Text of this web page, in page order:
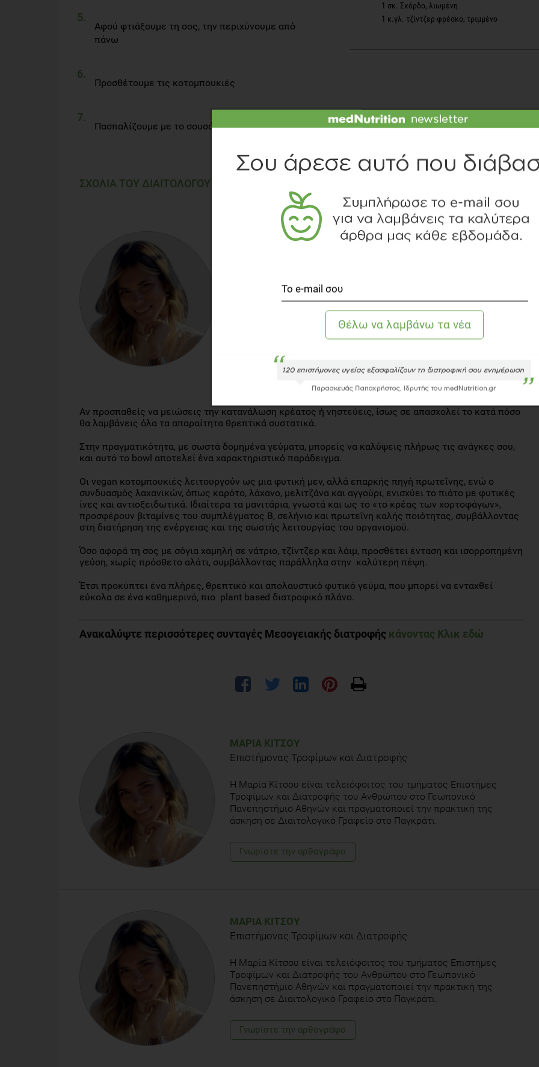
Αφού φτιάξουμε τη σος, την περιχύνουμε από
πάνω
Προσθέτουμε τις κοτομπουκιές
Πασπαλίζουμε με το σουσάμι
1 σκ. Σκόρδο, λιωμένη
1 κ.γλ. τζίντζερ φρέσκο, τριμμένο
ΣΧΟΛΙΑ ΤΟΥ ΔΙΑΙΤΟΛΟΓΟΥ
ΜΑΡΊΑ ΚΊΤΣΟΥ
Επιστήμονας Τροφίμων και Διατροφής
Αν προσπαθείς να μειώσεις την κατανάλωση κρέατος ή νηστεύεις, ίσως σε απασχολεί το κατά πόσο
θα λαμβάνεις όλα τα απαραίτητα θρεπτικά συστατικά.
Στην πραγματικότητα, με σωστά δομημένα γεύματα, μπορείς να καλύψεις πλήρως τις ανάγκες σου,
και αυτό το bowl αποτελεί ένα χαρακτηριστικό παράδειγμα.
Οι vegan κοτομπουκιές λειτουργούν ως μια φυτική μεν, αλλά επαρκής πηγή πρωτεΐνης, ενώ ο
συνδυασμός λαχανικών, όπως καρότο, λάχανο, μελιτζάνα και αγγούρι, ενισχύει το πιάτο με φυτικές
ίνες και αντιοξειδωτικά. Ιδιαίτερα τα μανιτάρια, γνωστά και ως το «το κρέας των χορτοφάγων»,
προσφέρουν βιταμίνες του συμπλέγματος Β, σελήνιο και πρωτεΐνη καλής ποιότητας, συμβάλλοντας
στη διατήρηση της ενέργειας και της σωστής λειτουργίας του οργανισμού.
Όσο αφορά τη σος με σόγια χαμηλή σε νάτριο, τζίντζερ και λάιμ, προσθέτει ένταση και ισορροπημένη
γεύση, χωρίς πρόσθετο αλάτι, συμβάλλοντας παράλληλα στην καλύτερη πέψη.
Έτσι προκύπτει ένα πλήρες, θρεπτικό και απολαυστικό φυτικό γεύμα, που μπορεί να ενταχθεί
εύκολα σε ένα καθημερινό, πιο plant based διατροφικό πλάνο.
Ανακαλύψτε περισσότερες συνταγές Μεσογειακής διατροφής κάνοντας Κλικ εδώ
ΜΑΡΊΑ ΚΊΤΣΟΥ
Επιστήμονας Τροφίμων και Διατροφής
Η Μαρία Κίτσου είναι τελειόφοιτος του τμήματος Επιστήμες
Τροφίμων και Διατροφής του Ανθρώπου στο Γεωπονικό
Πανεπηστήμιο Αθηνών και πραγματοποιεί την πρακτική της
άσκηση σε Διαιτολογικό Γραφείο στο Παγκράτι.
Γνωρίστε την αρθογράφο
ΜΑΡΊΑ ΚΊΤΣΟΥ
Επιστήμονας Τροφίμων και Διατροφής
Η Μαρία Κίτσου είναι τελειόφοιτος του τμήματος Επιστήμες
Τροφίμων και Διατροφής του Ανθρώπου στο Γεωπονικό
Πανεπηστήμιο Αθηνών και πραγματοποιεί την πρακτική της
άσκηση σε Διαιτολογικό Γραφείο στο Παγκράτι.
Γνωρίστε την αρθογράφο